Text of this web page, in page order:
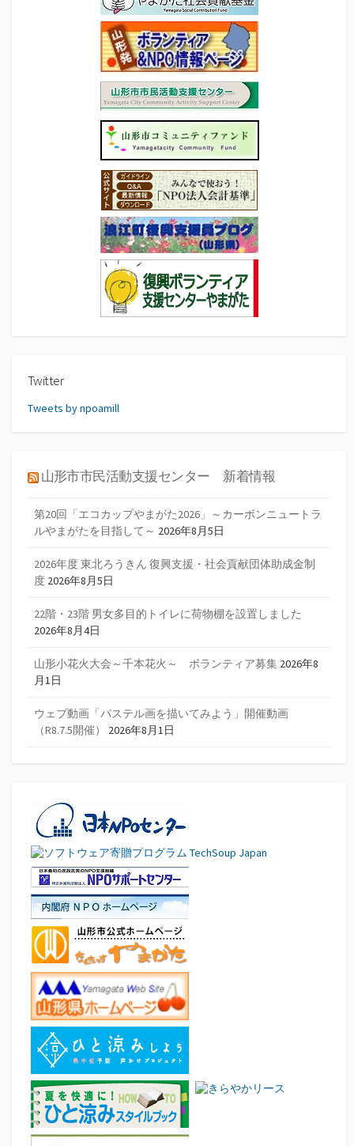
Twitter
Tweets by npoamill
山形市市民活動支援センター 新着情報
第20回「エコカップやまがた2026」～カーボンニュートラ
ルやまがたを目指して～ 2026年8月5日
2026年度 東北ろうきん 復興支援・社会貢献団体助成金制
度 2026年8月5日
22階・23階 男女多目的トイレに荷物棚を設置しました
2026年8月4日
山形小花火大会～千本花火～ ボランティア募集 2026年8
月1日
ウェブ動画「パステル画を描いてみよう」開催動画
（R8.7.5開催）
2026年8月1日